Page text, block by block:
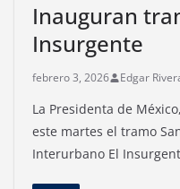
Inauguran
Insurgente
febrero 3, 2026 Edgar
La Presidenta de
este martes el tramo
Interurbano El